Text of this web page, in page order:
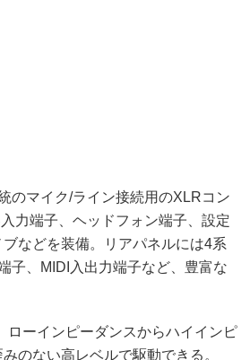
のマイク/ライン接続用のXLRコン
力端子、ヘッドフォン端子、設定
などを装備。リアパネルには4系
子、MIDI入出力端子など、豊富な
ーインピーダンスからハイインピ
のない高レベルで駆動できる。